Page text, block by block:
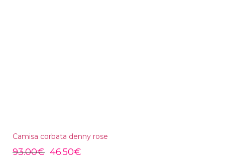
Camisa corbata denny rose
93.00€ 46.50€